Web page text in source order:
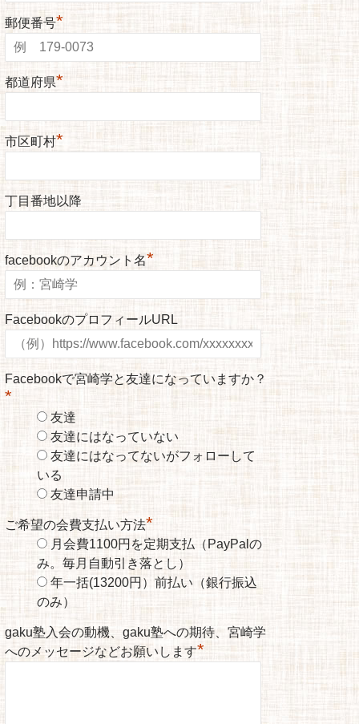
郵便番号*
都道府県*
市区町村*
丁目番地以降
facebookのアカウント名*
FacebookのプロフィールURL
Facebookで宮崎学と友達になっていますか？
*
友達
友達にはなっていない
友達にはなってないがフォローして
いる
友達申請中
ご希望の会費支払い方法*
月会費1100円を定期支払（PayPalの
み。毎月自動引き落とし）
年一括(13200円）前払い（銀行振込
のみ）
gaku塾入会の動機、gaku塾への期待、宮崎学
へのメッセージなどお願いします*